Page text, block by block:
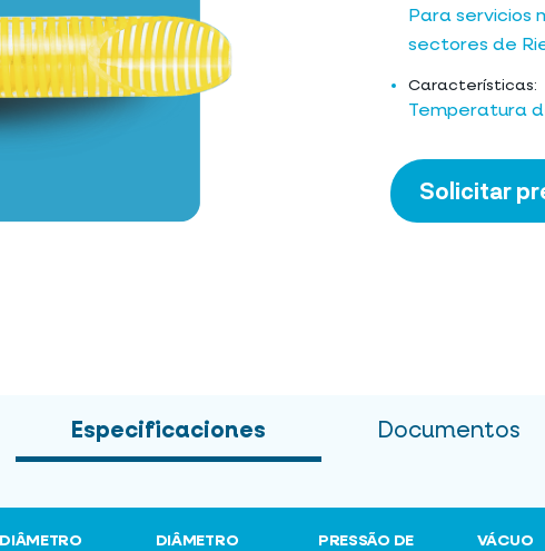
Para servicios
sectores de
Características:
Temperatura
Solicitar
Especificaciones Documentos
DIÂMETRO
DIÂMETRO
PRESSÃO DE
VÁCUO